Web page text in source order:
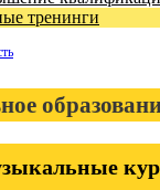
тренинги